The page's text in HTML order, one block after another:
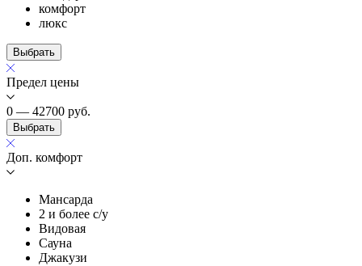
комфорт
люкс
Выбрать
Предел цены
0 — 42700 руб.
Выбрать
Доп. комфорт
Мансарда
2 и более с/у
Видовая
Сауна
Джакузи